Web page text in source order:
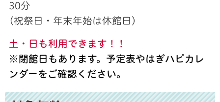
30分
(祝祭日・年末年始は休館日)
土・日も利用できます！！
※閉館日もあります。予定表やはぎハピカレ
ンダーをご確認ください。